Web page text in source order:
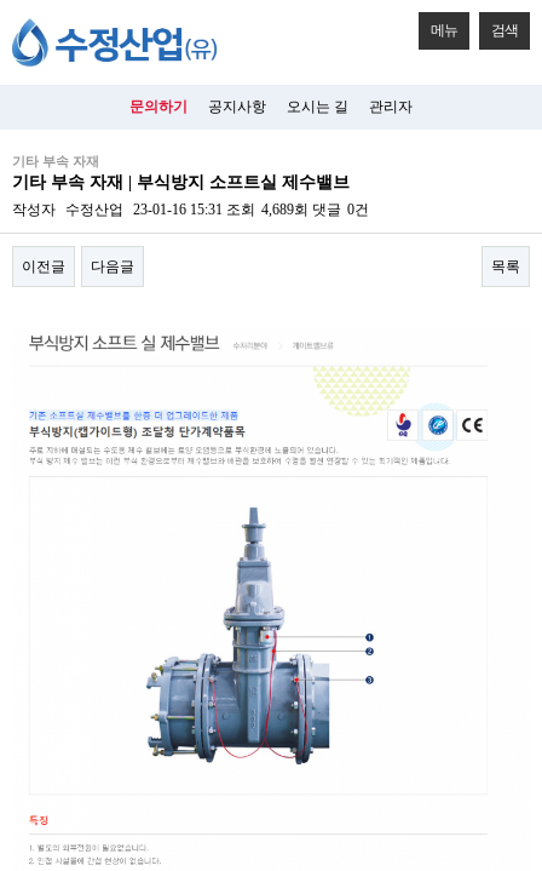
메뉴 검색
문의하기 공지사항 오시는 길 관리자
기타 부속 자재
기타 부속 자재 | 부식방지 소프트실 제수밸브
작성자 수정산업 23-01-16 15:31 조회 4,689회 댓글 0건
이전글 다음글 목록